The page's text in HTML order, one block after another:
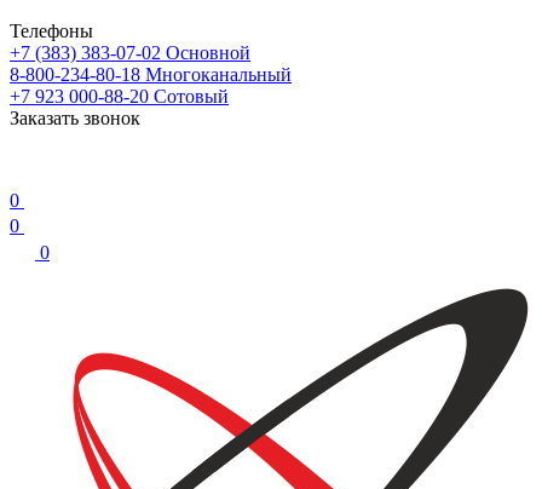
Телефоны
+7 (383) 383-07-02 Основной
8-800-234-80-18 Многоканальный
+7 923 000-88-20 Сотовый
Заказать звонок
0
0
0